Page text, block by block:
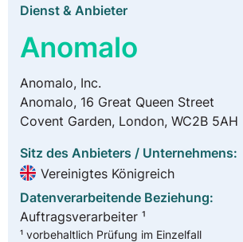
Dienst & Anbieter
Anomalo
Anomalo, Inc.
Anomalo, 16 Great Queen Street
Covent Garden, London, WC2B 5AH
Sitz des Anbieters / Unternehmens:
Vereinigtes Königreich
Datenverarbeitende Beziehung:
Auftragsverarbeiter ¹
¹ vorbehaltlich Prüfung im Einzelfall